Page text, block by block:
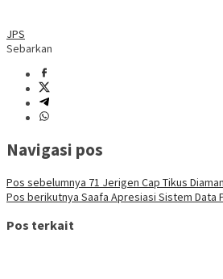
JPS
Sebarkan
Navigasi pos
Pos sebelumnya 71 Jerigen Cap Tikus
Pos berikutnya Saafa Apresiasi Sistem Data
Pos terkait